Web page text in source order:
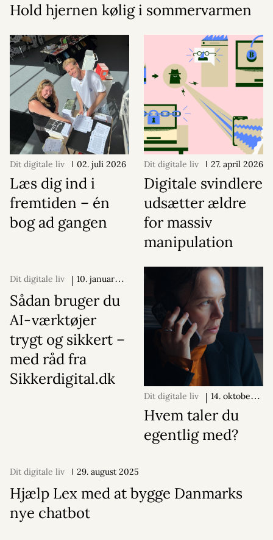
Hold hjernen kølig i sommervarmen
Dit digitale liv 02. juli 2026
Læs dig ind i
fremtiden – én
bog ad gangen
Dit digitale liv 27. april 2026
Digitale svindlere
udsætter ældre
for massiv
manipulation
Dit digitale liv
10. januar
2026
Sådan bruger du
AI-værktøjer
trygt og sikkert –
med råd fra
Sikkerdigital.dk
Dit digitale liv
14. oktober
2025
Hvem taler du
egentlig med?
Dit digitale liv 29. august 2025
Hjælp Lex med at bygge Danmarks
nye chatbot